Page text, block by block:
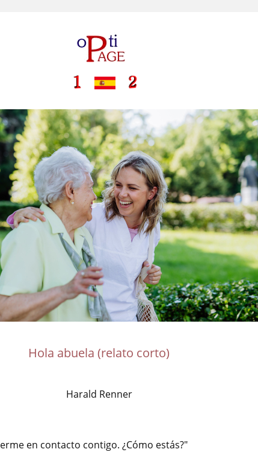
Hola abuela (relato corto)
Harald Renner
en contacto contigo. ¿Cómo estás?"